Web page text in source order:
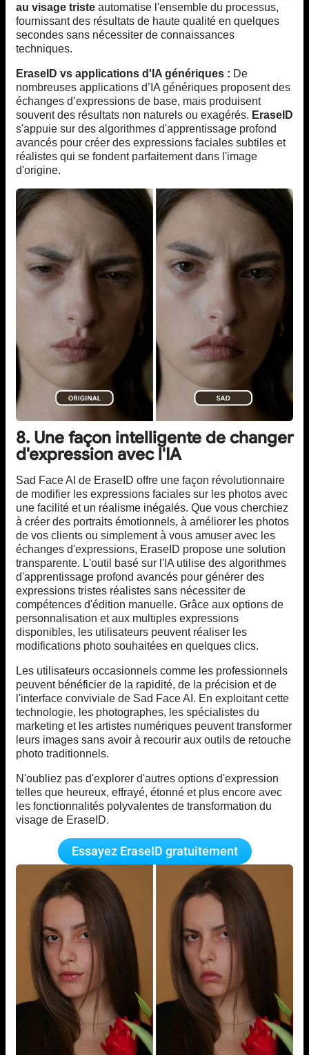
au visage triste automatise l'ensemble du processus,
fournissant des résultats de haute qualité en quelques
secondes sans nécessiter de connaissances
techniques.
EraseID vs applications d'IA génériques : De
nombreuses applications d’IA génériques proposent des
échanges d’expressions de base, mais produisent
souvent des résultats non naturels ou exagérés. EraseID
s'appuie sur des algorithmes d'apprentissage profond
avancés pour créer des expressions faciales subtiles et
réalistes qui se fondent parfaitement dans l'image
d'origine.
8. Une façon intelligente de changer
d'expression avec l'IA
Sad Face AI de EraseID offre une façon révolutionnaire
de modifier les expressions faciales sur les photos avec
une facilité et un réalisme inégalés. Que vous cherchiez
à créer des portraits émotionnels, à améliorer les photos
de vos clients ou simplement à vous amuser avec les
échanges d'expressions, EraseID propose une solution
transparente. L'outil basé sur l'IA utilise des algorithmes
d'apprentissage profond avancés pour générer des
expressions tristes réalistes sans nécessiter de
compétences d'édition manuelle. Grâce aux options de
personnalisation et aux multiples expressions
disponibles, les utilisateurs peuvent réaliser les
modifications photo souhaitées en quelques clics.
Les utilisateurs occasionnels comme les professionnels
peuvent bénéficier de la rapidité, de la précision et de
l'interface conviviale de Sad Face AI. En exploitant cette
technologie, les photographes, les spécialistes du
marketing et les artistes numériques peuvent transformer
leurs images sans avoir à recourir aux outils de retouche
photo traditionnels.
N'oubliez pas d'explorer d'autres options d'expression
telles que heureux, effrayé, étonné et plus encore avec
les fonctionnalités polyvalentes de transformation du
visage de EraseID.
Essayez EraseID gratuitement